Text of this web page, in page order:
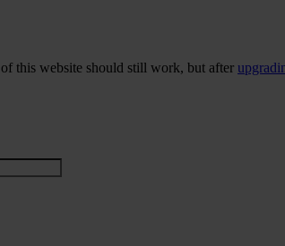
this website should still work, but after